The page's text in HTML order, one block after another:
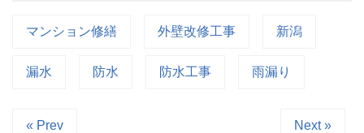
マンション修繕 外壁改修工事 新潟
漏水 防水 防水工事 雨漏り
« Prev Next »